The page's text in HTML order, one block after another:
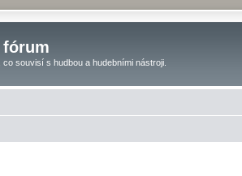
fórum
souvisí s hudbou a hudebními nástroji.